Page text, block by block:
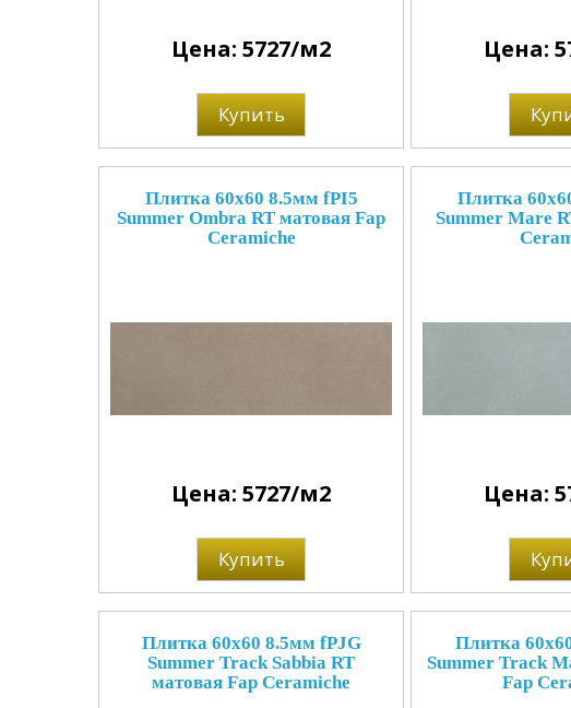
Цена: 5727/м2
Купить
Цена:
Плитка 60x60 8.5мм fPI5
Summer Ombra RT матовая Fap
Ceramiche
Цена: 5727/м2
Купить
Плитка
Summer Mare
Цена:
Плитка 60x60 8.5мм fPJG
Summer Track Sabbia RT
матовая Fap Ceramiche
Плитка
Summer Track
Fap